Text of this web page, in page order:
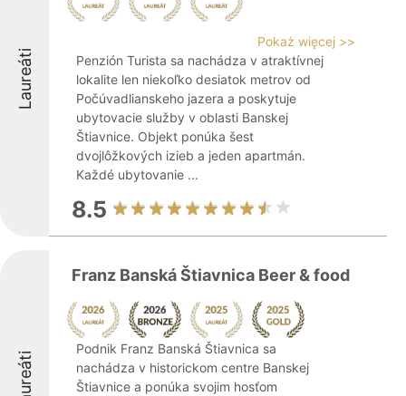
Laureáti
Pokaż więcej >>
Penzión Turista sa nachádza v atraktívnej
lokalite len niekoľko desiatok metrov od
Počúvadlianskeho jazera a poskytuje
ubytovacie služby v oblasti Banskej
Štiavnice. Objekt ponúka šest
dvojlôžkových izieb a jeden apartmán.
Každé ubytovanie ...
8.5
Laureáti
Franz Banská Štiavnica Beer & food
Podnik Franz Banská Štiavnica sa
nachádza v historickom centre Banskej
Štiavnice a ponúka svojim hosťom